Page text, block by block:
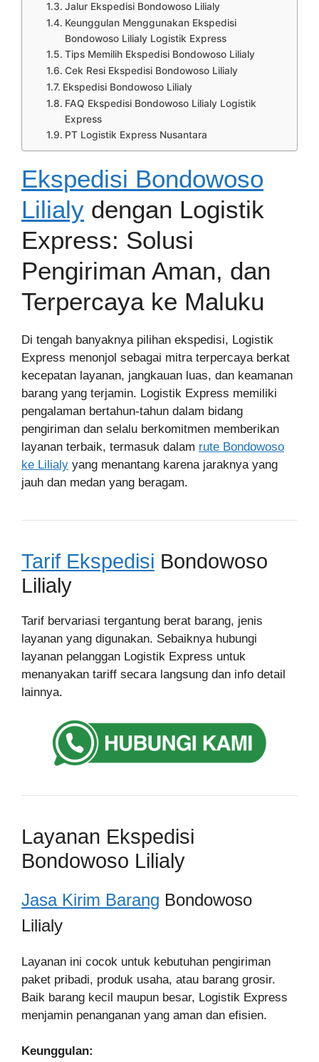
Jalur Ekspedisi Bondowoso Lilialy
Keunggulan Menggunakan Ekspedisi
Bondowoso Lilialy Logistik Express
Tips Memilih Ekspedisi Bondowoso Lilialy
Cek Resi Ekspedisi Bondowoso Lilialy
Ekspedisi Bondowoso Lilialy
FAQ Ekspedisi Bondowoso Lilialy Logistik
Express
PT Logistik Express Nusantara
Ekspedisi Bondowoso
Lilialy dengan Logistik
Express: Solusi
Pengiriman Aman, dan
Terpercaya ke Maluku
Di tengah banyaknya pilihan ekspedisi, Logistik
Express menonjol sebagai mitra terpercaya berkat
kecepatan layanan, jangkauan luas, dan keamanan
barang yang terjamin. Logistik Express memiliki
pengalaman bertahun-tahun dalam bidang
pengiriman dan selalu berkomitmen memberikan
layanan terbaik, termasuk dalam rute Bondowoso
ke Lilialy yang menantang karena jaraknya yang
jauh dan medan yang beragam.
Tarif Ekspedisi Bondowoso
Lilialy
Tarif bervariasi tergantung berat barang, jenis
layanan yang digunakan. Sebaiknya hubungi
layanan pelanggan Logistik Express untuk
menanyakan tariff secara langsung dan info detail
lainnya.
Layanan Ekspedisi
Bondowoso Lilialy
Jasa Kirim Barang Bondowoso
Lilialy
Layanan ini cocok untuk kebutuhan pengiriman
paket pribadi, produk usaha, atau barang grosir.
Baik barang kecil maupun besar, Logistik Express
menjamin penanganan yang aman dan efisien.
Keunggulan: